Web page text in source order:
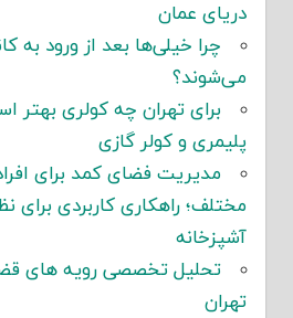
دریای عمان
چرا خیلی‌ها بعد از ورود به
می‌شوند؟
برای تهران چه کولری بهتر
پلیمری و کولر گازی
مدیریت فضای کمد برای
مختلف؛ راهکاری کاربردی برای
آشپزخانه
تحلیل تخصصی رویه های
تهران